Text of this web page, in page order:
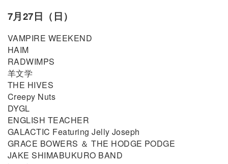
7月27日（日）
VAMPIRE WEEKEND
HAIM
RADWIMPS
羊文学
THE HIVES
Creepy Nuts
DYGL
ENGLISH TEACHER
GALACTIC Featuring Jelly Joseph
GRACE BOWERS ＆ THE HODGE PODGE
JAKE SHIMABUKURO BAND